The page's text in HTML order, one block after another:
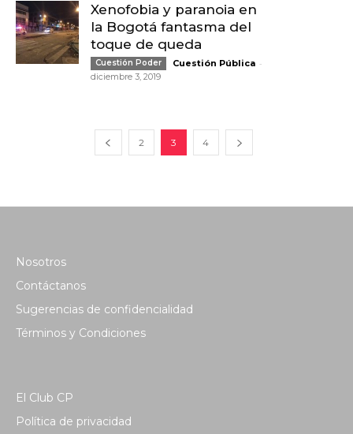
Xenofobia y paranoia en
la Bogotá fantasma del
toque de queda
Cuestión Poder Cuestión Pública -
diciembre 3, 2019
2 3 4
Nosotros
Contáctanos
Sugerencias de confidencialidad
Términos y Condiciones
El Club CP
Política de privacidad